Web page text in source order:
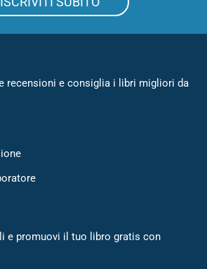
recensioni e consiglia i libri migliori da
e promuovi il tuo libro gratis con